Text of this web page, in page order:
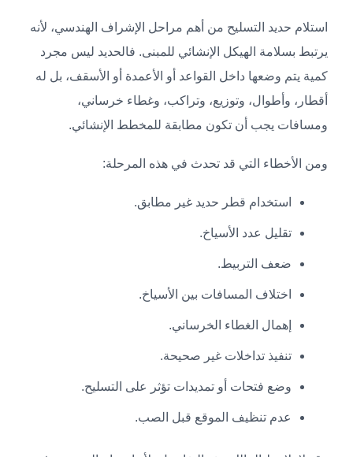
استلام حديد التسليح من أهم مراحل الإشراف الهندسي، لأنه
يرتبط بسلامة الهيكل الإنشائي للمبنى. فالحديد ليس مجرد
كمية يتم وضعها داخل القواعد أو الأعمدة أو الأسقف، بل له
أقطار، وأطوال، وتوزيع، وتراكب، وغطاء خرساني،
ومسافات يجب أن تكون مطابقة للمخطط الإنشائي.
ومن الأخطاء التي قد تحدث في هذه المرحلة:
استخدام قطر حديد غير مطابق.
تقليل عدد الأسياخ.
ضعف التربيط.
اختلاف المسافات بين الأسياخ.
إهمال الغطاء الخرساني.
تنفيذ تداخلات غير صحيحة.
وضع فتحات أو تمديدات تؤثر على التسليح.
عدم تنظيف الموقع قبل الصب.